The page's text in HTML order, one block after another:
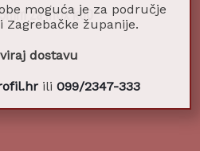
za inox k60
moguća je za područje
Zagrebačke županije.
dostavu
ili 099/2347-333